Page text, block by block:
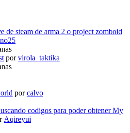
de steam de arma 2 o project zomboid
porvirola_taktika
porcalvo
codigos para poder obtener My
Aqireyui